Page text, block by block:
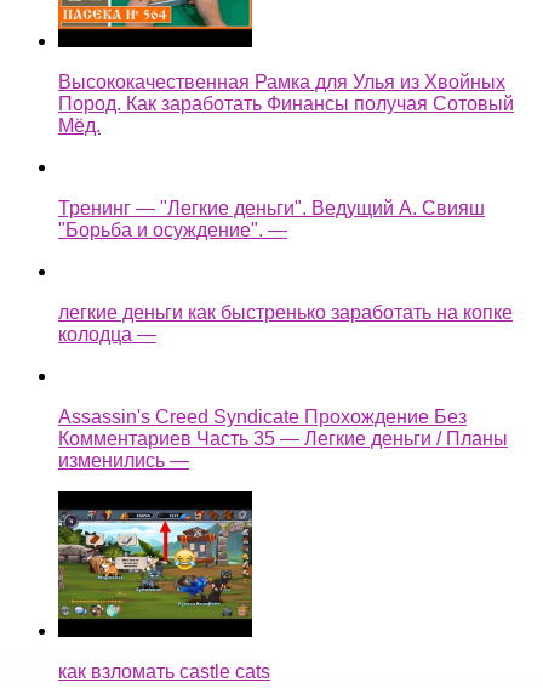
Высококачественная Рамка для Улья из Хвойных
Пород. Как заработать Финансы получая Сотовый
Мёд.
Тренинг — "Легкие деньги". Ведущий А. Свияш
"Борьба и осуждение". —
легкие деньги как быстренько заработать на копке
колодца —
Assassin's Creed Syndicate Прохождение Без
Комментариев Часть 35 — Легкие деньги / Планы
изменились —
как взломать castle cats